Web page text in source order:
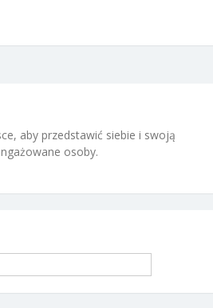
aby przedstawić siebie i swoją
osoby.